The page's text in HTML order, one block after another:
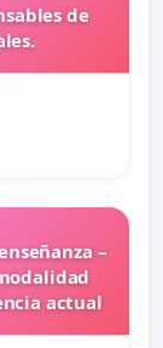
de
–
actual